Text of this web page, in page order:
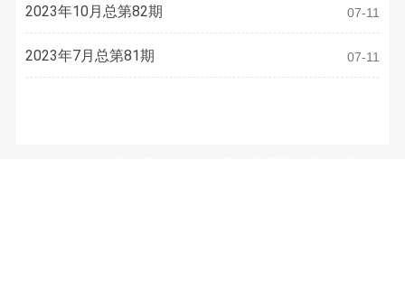
2023年10月总第82期 07-11
2023年7月总第81期 07-11